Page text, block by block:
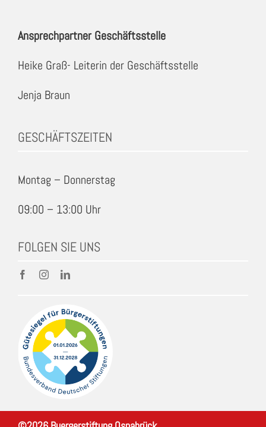
Ansprechpartner Geschäftsstelle
Heike Graß- Leiterin der Geschäftsstelle
Jenja Braun
GESCHÄFTSZEITEN
Montag – Donnerstag
09:00 – 13:00 Uhr
FOLGEN SIE UNS